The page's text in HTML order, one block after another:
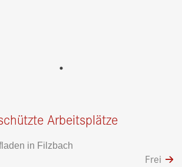
Arbeitsplätze
in Filzbach
Frei